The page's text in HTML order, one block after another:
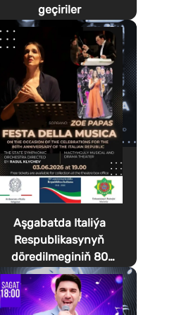
geçiriler
Aşgabatda Italiýa
Respublikasynyň
döredilmeginiň 80
ýyllygyna bagyşlanan
Festa della Musica
geçirilýär